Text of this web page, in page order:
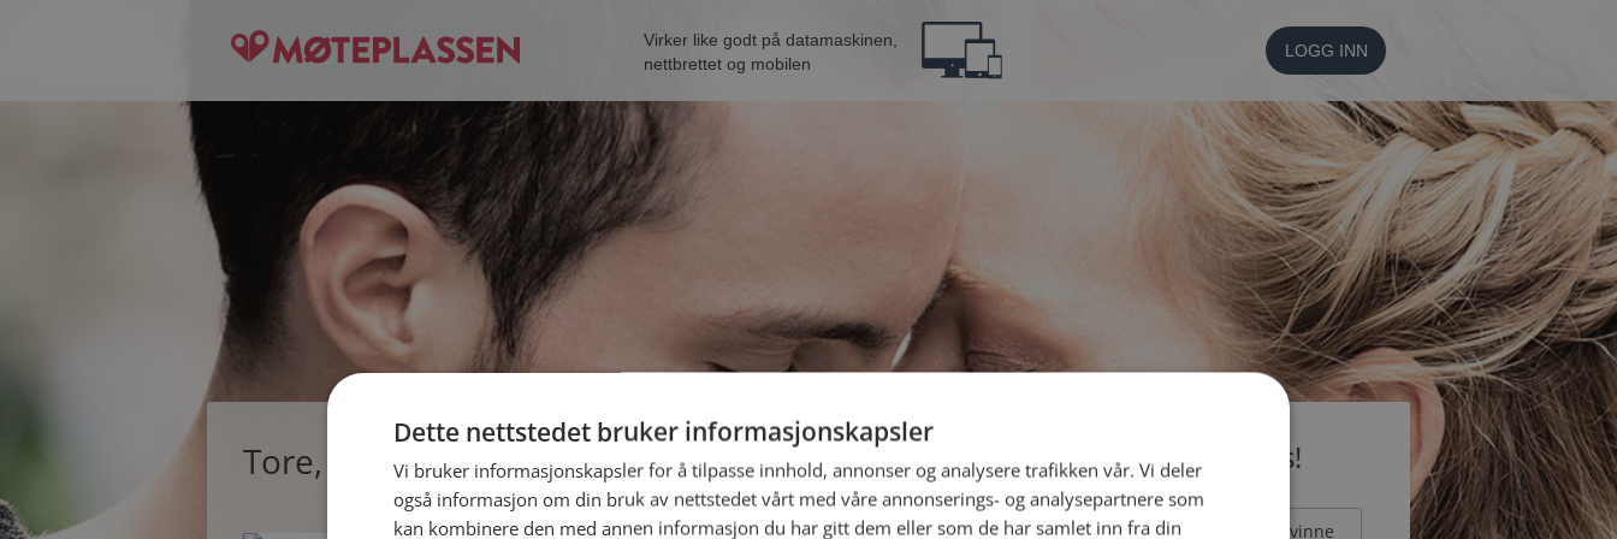
Virker like godt på datamaskinen,
nettbrettet og mobilen
LOGG INN
Tore, single mann fra Eidsvoll Bli medlem gratis!
Jeg er en: Mann Kvinne
Dette nettstedet bruker informasjonskapsler
Vi bruker informasjonskapsler for å tilpasse innhold, annonser og analysere trafikken vår. Vi deler
også informasjon om din bruk av nettstedet vårt med våre annonserings- og analysepartnere som
kan kombinere den med annen informasjon du har gitt dem eller som de har samlet inn fra din